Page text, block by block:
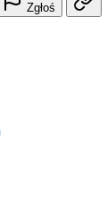
Zgłoś